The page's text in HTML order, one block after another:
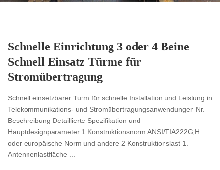
Schnelle Einrichtung 3 oder 4 Beine
Schnell Einsatz Türme für
Stromübertragung
Schnell einsetzbarer Turm für schnelle Installation und Leistung in
Telekommunikations- und Stromübertragungsanwendungen Nr.
Beschreibung Detaillierte Spezifikation und
Hauptdesignparameter 1 Konstruktionsnorm ANSI/TIA222G,H
oder europäische Norm und andere 2 Konstruktionslast 1.
Antennenlastfläche ...